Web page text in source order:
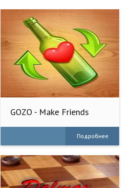
GOZO - Make Friends
Подробнее